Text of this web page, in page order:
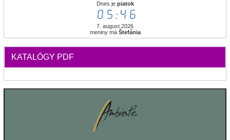
Dnes je piatok
05:46
7. august 2026
meniny má Štefánia
KATALÓGY PDF